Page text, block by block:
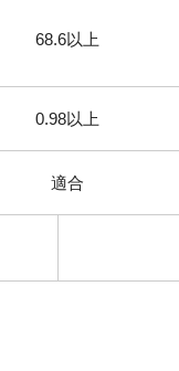
68.6以上
0.98以上
適合